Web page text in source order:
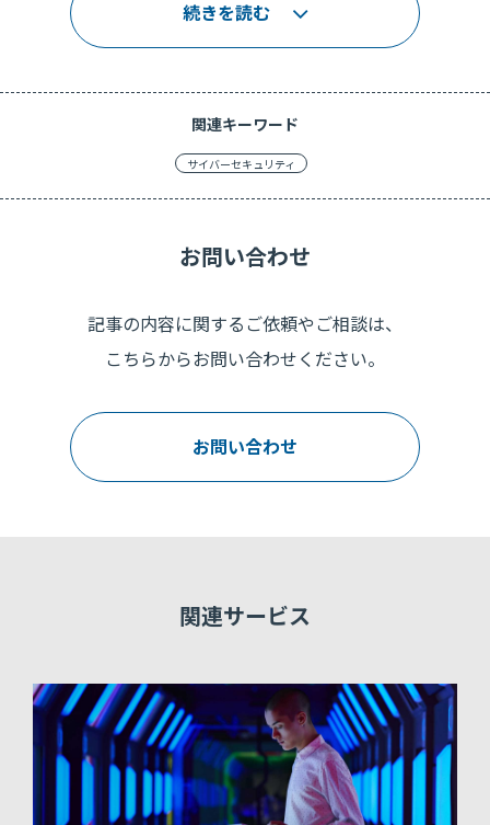
続きを読む
関連サービス
関連キーワード
サイバーセキュリティ
お問い合わせ
記事の内容に関するご依頼やご相談は、
こちらからお問い合わせください。
お問い合わせ